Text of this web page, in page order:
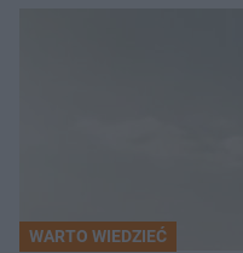
WARTO WIEDZIEĆ